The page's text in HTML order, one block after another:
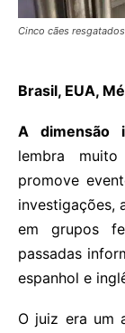
Cinco cães
Brasil, EUA,
A dimensão
lembra
promove
investigações,
em grupos
passadas
espanhol e
O juiz era um